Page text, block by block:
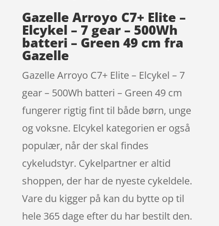
Gazelle Arroyo C7+ Elite –
Elcykel – 7 gear – 500Wh
batteri – Green 49 cm fra
Gazelle
Gazelle Arroyo C7+ Elite – Elcykel – 7
gear – 500Wh batteri – Green 49 cm
fungerer rigtig fint til både børn, unge
og voksne. Elcykel kategorien er også
populær, når der skal findes
cykeludstyr. Cykelpartner er altid
shoppen, der har de nyeste cykeldele.
Vare du kigger på kan du bytte op til
hele 365 dage efter du har bestilt den.